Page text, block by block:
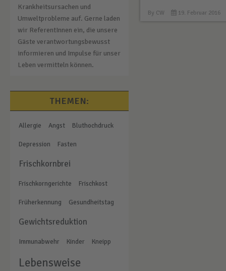
By CW 19. Februar 2016
Krankheitsursachen und
Umweltprobleme auf. Gerne laden
wir ReferentInnen ein, die unsere
Gäste verantwortungsbewusst
informieren und Impulse für unser
Leben vermitteln können.
THEMEN:
Allergie Angst Bluthochdruck
Depression Fasten
Frischkornbrei
Frischkorngerichte Frischkost
Früherkennung Gesundheitstag
Gewichtsreduktion
Immunabwehr Kinder Kneipp
Lebensweise